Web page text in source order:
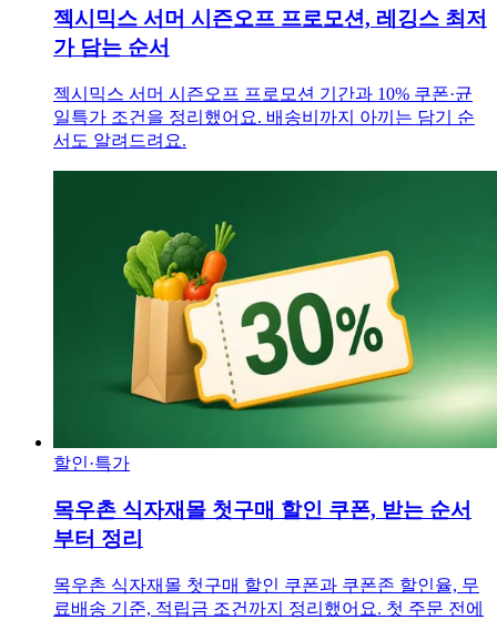
젝시믹스 서머 시즌오프 프로모션, 레깅스 최저
가 담는 순서
젝시믹스 서머 시즌오프 프로모션 기간과 10% 쿠폰·균
일특가 조건을 정리했어요. 배송비까지 아끼는 담기 순
서도 알려드려요.
할인·특가
목우촌 식자재몰 첫구매 할인 쿠폰, 받는 순서
부터 정리
목우촌 식자재몰 첫구매 할인 쿠폰과 쿠폰존 할인율, 무
료배송 기준, 적립금 조건까지 정리했어요. 첫 주문 전에